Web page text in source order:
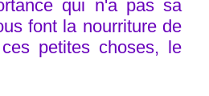
qui n'a pas sa
font la nourriture de
petites choses, le